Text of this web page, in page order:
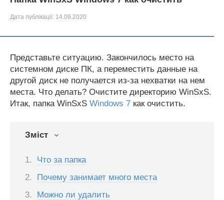
Дата публікації: 14.09.2020
Представьте ситуацию. Закончилось место на
системном диске ПК, а переместить данные на
другой диск не получается из-за нехватки на нем
места. Что делать? Очистите директорию WinSxS.
Итак, папка WinSxS Windows 7 как очистить.
Зміст
Что за папка
Почему занимает много места
Можно ли удалить